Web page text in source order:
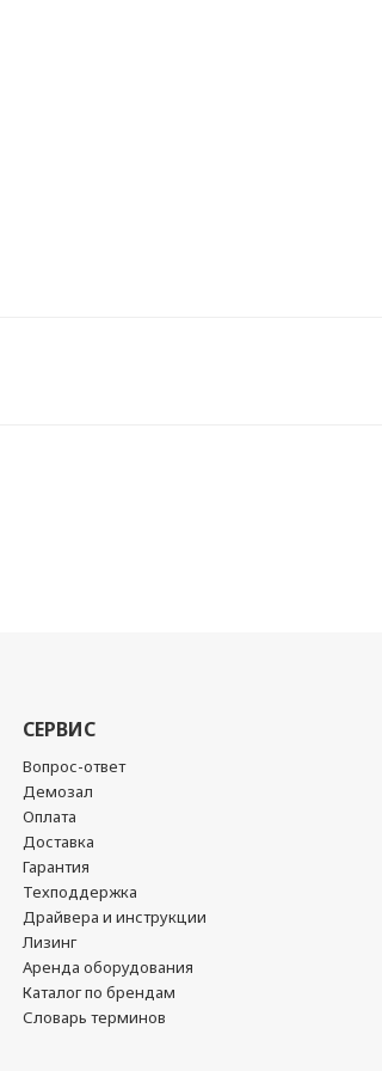
СЕРВИС
Вопрос-ответ
Демозал
Оплата
Доставка
Гарантия
Техподдержка
Драйвера и инструкции
Лизинг
Аренда оборудования
Каталог по брендам
Словарь терминов